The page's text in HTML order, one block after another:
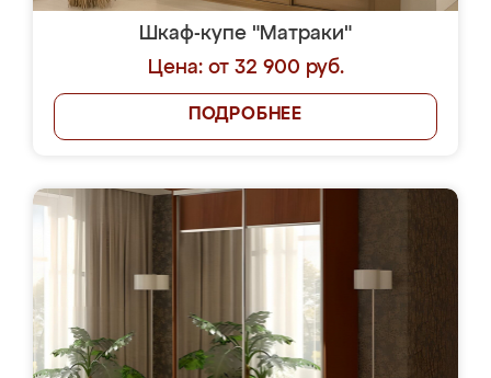
Шкаф-купе "Матраки"
Цена: от 32 900 руб.
ПОДРОБНЕЕ